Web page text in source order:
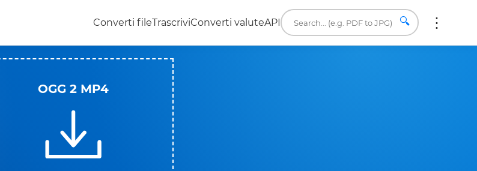
Converti fileTrascriviConverti valuteAPI 🔍
OGG 2 MP4